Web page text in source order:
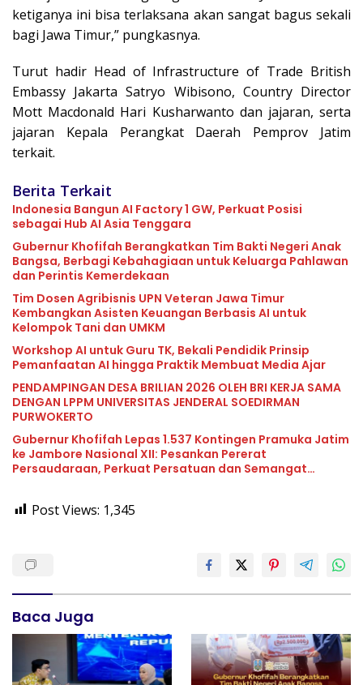
ketiganya ini bisa terlaksana akan sangat bagus sekali
bagi Jawa Timur,” pungkasnya.
Turut hadir Head of Infrastructure of Trade British
Embassy Jakarta Satryo Wibisono, Country Director
Mott Macdonald Hari Kusharwanto dan jajaran, serta
jajaran Kepala Perangkat Daerah Pemprov Jatim
terkait.
Berita Terkait
Indonesia Bangun AI Factory 1 GW, Perkuat Posisi
sebagai Hub AI Asia Tenggara
Gubernur Khofifah Berangkatkan Tim Bakti Negeri Anak
Bangsa, Berbagi Kebahagiaan untuk Keluarga Pahlawan
dan Perintis Kemerdekaan
Tim Dosen Agribisnis UPN Veteran Jawa Timur
Kembangkan Asisten Keuangan Berbasis AI untuk
Kelompok Tani dan UMKM
Workshop AI untuk Guru TK, Bekali Pendidik Prinsip
Pemanfaatan AI hingga Praktik Membuat Media Ajar
PENDAMPINGAN DESA BRILIAN 2026 OLEH BRI KERJA SAMA
DENGAN LPPM UNIVERSITAS JENDERAL SOEDIRMAN
PURWOKERTO
Gubernur Khofifah Lepas 1.537 Kontingen Pramuka Jatim
ke Jambore Nasional XII: Pesankan Pererat
Persaudaraan, Perkuat Persatuan dan Semangat
Post Views: 1,345
Baca Juga